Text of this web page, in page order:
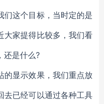
们这个目标，当时定的是
大家提得比较多，我们看
还是什么?
的显示效果，我们重点放
去已经可以通过各种工具